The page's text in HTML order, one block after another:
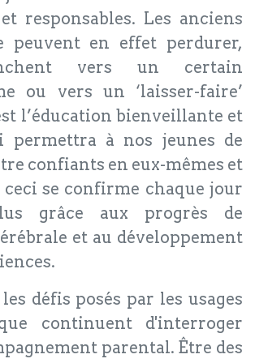
responsables. Les anciens
peuvent en effet perdurer,
vers un certain
ou vers un ‘laisser-faire’
l’éducation bienveillante et
permettra à nos jeunes de
confiants en eux-mêmes et
ceci se confirme chaque jour
grâce aux progrès de
et au développement
défis posés par les usages
continuent d'interroger
parental. Être des